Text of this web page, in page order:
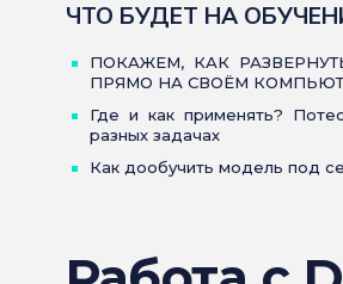
ЧТО БУДЕТ НА
ПОКАЖЕМ, КАК РАЗВЕРНУТЬ
ПРЯМО НА СВОЁМ
Где и как применять?
разных задачах
Как дообучить модель под